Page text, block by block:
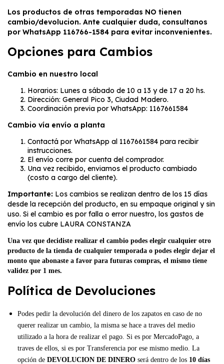
Los productos de otras temporadas NO tienen
cambio/devolucion. Ante cualquier duda, consultanos
por WhatsApp 116766-1584 para evitar inconvenientes.
Opciones para Cambios
Cambio en nuestro local
Horarios: Lunes a sábado de 10 a 13 y de 17 a 20 hs.
Dirección: General Pico 3, Ciudad Madero.
Coordinación previa por WhatsApp: 1167661584
Cambio vía envío a planta
Contactá por WhatsApp al 1167661584 para recibir
instrucciones.
El envío corre por cuenta del comprador.
Una vez recibido, enviamos el producto cambiado
(costo a cargo del cliente).
Importante: Los cambios se realizan dentro de los 15 días
desde la recepción del producto, en su empaque original y sin
uso. Si el cambio es por falla o error nuestro, los gastos de
envío los cubre LAURA CONSTANZA
Una vez que decidiste realizar el cambio podes elegir cualquier otro
producto de la tienda de cualquier temporada o podes elegir dejar el
monto que abonaste a favor para futuras compras, el mismo tiene
validez por 1 mes.
Política de Devoluciones
Podes pedir la devolución del dinero de los zapatos en caso de no
querer realizar un cambio, la misma se hace a traves del medio
utilizado a la hora de realizar el pago. Si es por MercadoPago, a
traves de ellos, si es por Transferencia por ese mismo medio. La
opción de DEVOLUCION DE DINERO será dentro de los 10 días